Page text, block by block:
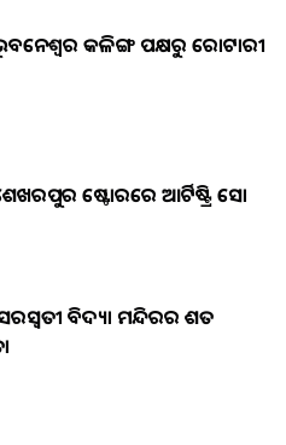
କଳିଙ୍ଗ ପକ୍ଷରୁ ରୋଟାରୀ
ଷ୍ଟୋରରେ ଆର୍ଟିଷ୍ଟ୍ରି ସୋ
ବିଦ୍ୟା ମନ୍ଦିରର ଶତ